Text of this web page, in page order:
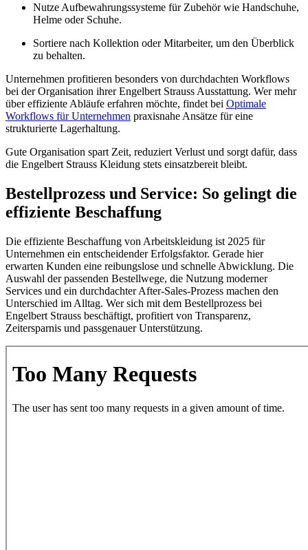
Nutze Aufbewahrungssysteme für Zubehör wie Handschuhe,
Helme oder Schuhe.
Sortiere nach Kollektion oder Mitarbeiter, um den Überblick
zu behalten.
Unternehmen profitieren besonders von durchdachten Workflows
bei der Organisation ihrer Engelbert Strauss Ausstattung. Wer mehr
über effiziente Abläufe erfahren möchte, findet bei Optimale
Workflows für Unternehmen praxisnahe Ansätze für eine
strukturierte Lagerhaltung.
Gute Organisation spart Zeit, reduziert Verlust und sorgt dafür, dass
die Engelbert Strauss Kleidung stets einsatzbereit bleibt.
Bestellprozess und Service: So gelingt die
effiziente Beschaffung
Die effiziente Beschaffung von Arbeitskleidung ist 2025 für
Unternehmen ein entscheidender Erfolgsfaktor. Gerade hier
erwarten Kunden eine reibungslose und schnelle Abwicklung. Die
Auswahl der passenden Bestellwege, die Nutzung moderner
Services und ein durchdachter After-Sales-Prozess machen den
Unterschied im Alltag. Wer sich mit dem Bestellprozess bei
Engelbert Strauss beschäftigt, profitiert von Transparenz,
Zeitersparnis und passgenauer Unterstützung.